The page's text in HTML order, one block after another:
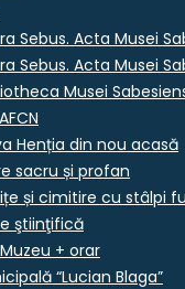
Sebus. Acta Musei
Sebus. Acta Musei
Musei
Henția din nou acasă
sacru și profan
și cimitire cu stâlpi
ştiinţifică
+ orar
“Lucian Blaga”